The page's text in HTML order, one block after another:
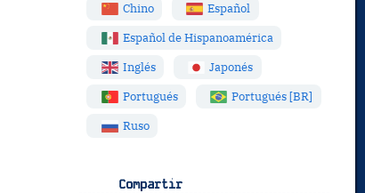
Chino
Español
Español de Hispanoamérica
Inglés
Japonés
Portugués
Portugués [BR]
Ruso
Compartir